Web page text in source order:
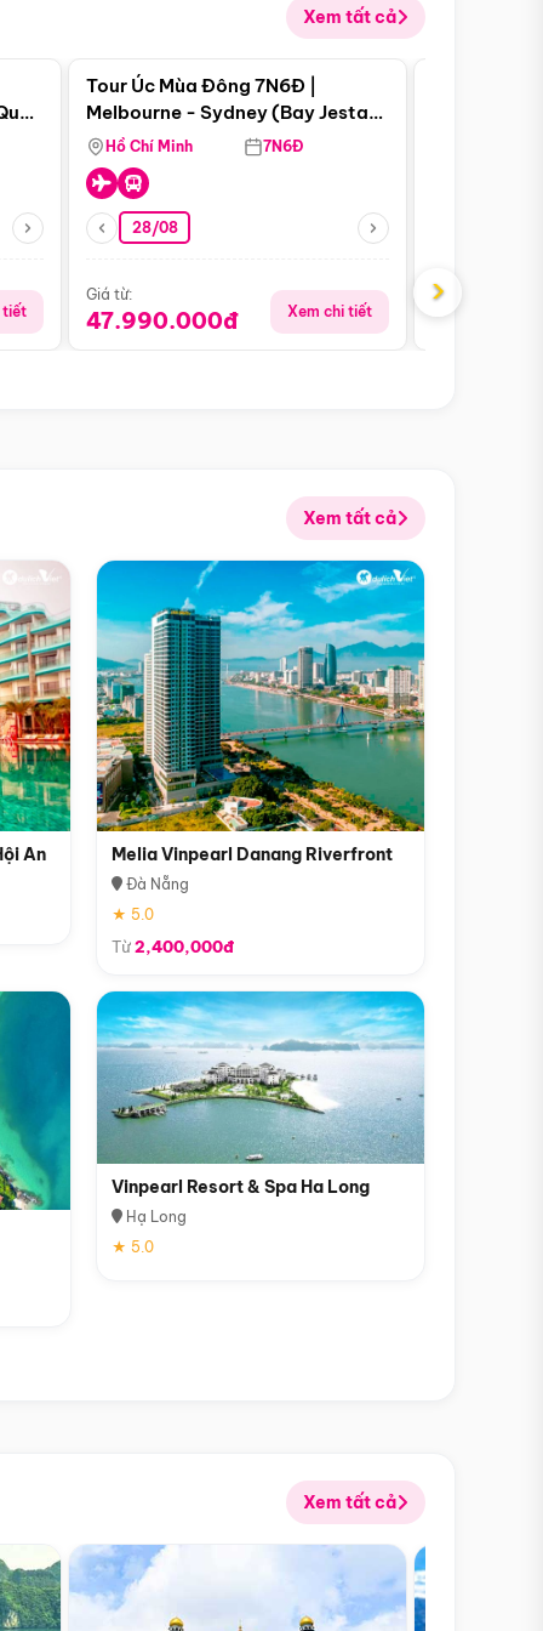
Xem tất cả
tiết
Điểm nổi bật
Tour Úc Mùa Đông 7N6Đ |
Melbourne - Sydney (Bay Jestar
Airways)
Hồ Chí Minh 7N6Đ
28/08
Giá từ:
47.990.000đ Xem chi tiết
Giá từ:
›
Xem tất cả
An Melia Vinpearl Danang Riverfront
Đà Nẵng
★ 5.0
Từ2,400,000đ
Vinpearl Resort & Spa Ha Long
Hạ Long
★ 5.0
Xem tất cả